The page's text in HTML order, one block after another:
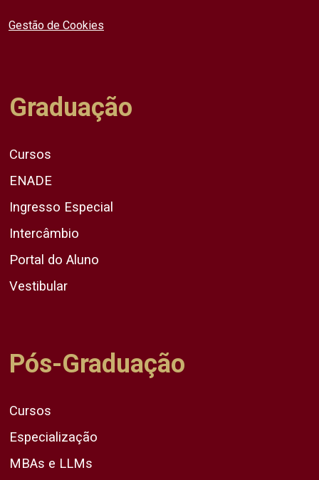
Gestão de Cookies
Graduação
Cursos
ENADE
Ingresso Especial
Intercâmbio
Portal do Aluno
Vestibular
Pós-Graduação
Cursos
Especialização
MBAs e LLMs